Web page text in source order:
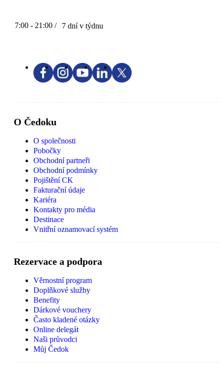
7:00 - 21:00 / 7 dní v týdnu
O Čedoku
O společnosti
Pobočky
Obchodní partneři
Obchodní podmínky
Pojištění CK
Fakturační údaje
Kariéra
Kontakty pro média
Destinace
Vnitřní oznamovací systém
Rezervace a podpora
Věrnostní program
Doplňkové služby
Benefity
Dárkové vouchery
Často kladené otázky
Online delegát
Naši průvodci
Můj Čedok